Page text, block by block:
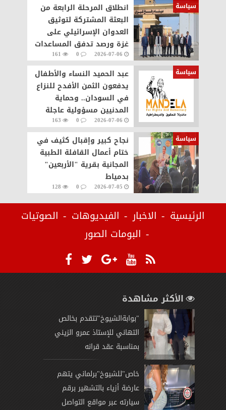
سياسة
انطلاق المرحلة الرابعة من
البعثة المشتركة لتوثيق
العدوان الإسرائيلي على
غزة ورصد تدفق المساعدات
والجرحى
2026-07-06
0
161
سياسة
عبد الحميد النساء والأطفال
يدفعون الثمن الأفدح للنزاع
في السودان.. وحماية
المدنيين مسؤولية عاجلة
2026-07-06
0
163
سياسة
نجاح كبير وإقبال كثيف في
ختام أعمال القافلة الطبية
المجانية بقرية "الأربعين"
بدمياط
2026-07-05
0
128
الرئيسية الاخبار الفيديوهات
الصوتيات
البومات الصور
الأكثر مشاهدة
"بوابةالشيوخ"تتقدم بخالص
التهاني للإستاذ عمرو الزيني
بمناسبة عقد قرانه
خاص"للشيوخ"برلماني يتهم
عارضة أزياء بالتشهير برقم
سيارته عبر مواقع التواصل